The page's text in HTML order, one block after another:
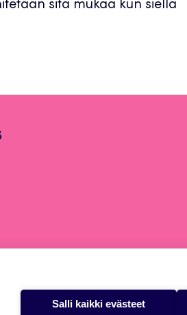
sitä mukaa kun siellä
Salli kaikki evästeet